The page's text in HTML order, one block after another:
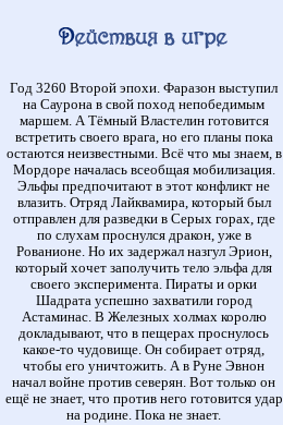
Год 3260 Второй эпохи. Фаразон выступил
на Саурона в свой поход непобедимым
маршем. А Тёмный Властелин готовится
встретить своего врага, но его планы пока
остаются неизвестными. Всё что мы знаем, в
Мордоре началась всеобщая мобилизация.
Эльфы предпочитают в этот конфликт не
влазить. Отряд Лайквамира, который был
отправлен для разведки в Серых горах, где
по слухам проснулся дракон, уже в
Рованионе. Но их задержал назгул Эрион,
который хочет заполучить тело эльфа для
своего эксперимента. Пираты и орки
Шадрата успешно захватили город
Астаминас. В Железных холмах королю
докладывают, что в пещерах проснулось
какое-то чудовище. Он собирает отряд,
чтобы его уничтожить. А в Руне Эвнон
начал войне против северян. Вот только он
ещё не знает, что против него готовится удар
на родине. Пока не знает.